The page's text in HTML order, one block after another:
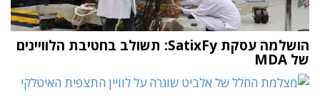
הושלמה עסקת SatixFy: תשולב בחטיבת הלוויינים
של MDA